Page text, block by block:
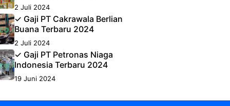
2 Juli 2024
✓ Gaji PT Cakrawala Berlian
Buana Terbaru 2024
2 Juli 2024
✓ Gaji PT Petronas Niaga
Indonesia Terbaru 2024
19 Juni 2024